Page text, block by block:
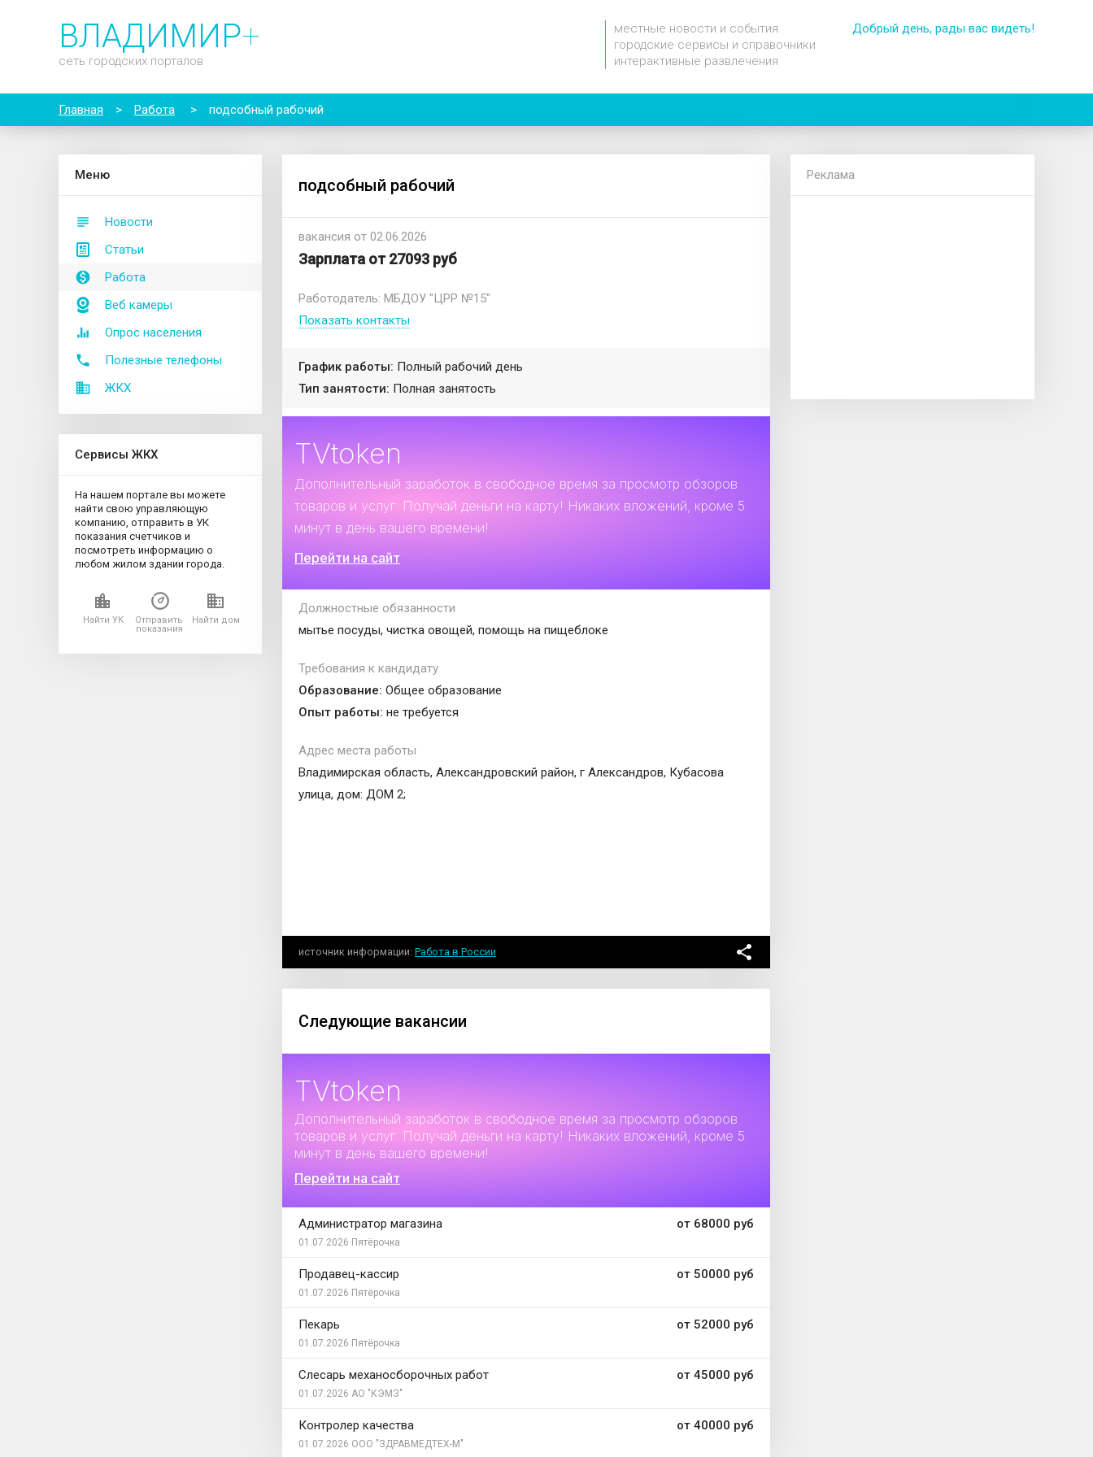
ВЛАДИМИР+
сеть городских порталов
местные новости и события
городские сервисы и справочники
интерактивные развлечения
Добрый день, рады вас видеть!
Главная > Работа > подсобный рабочий
Меню
Новости
Статьи
Работа
Веб камеры
Опрос населения
Полезные телефоны
ЖКХ
Сервисы ЖКХ
На нашем портале вы можете
найти свою управляющую
компанию, отправить в УК
показания счетчиков и
посмотреть информацию о
любом жилом здании города.
Найти УК
Отправить
показания
Найти дом
подсобный рабочий
вакансия от 02.06.2026
Зарплата от 27093 руб
Работодатель: МБДОУ "ЦРР №15"
Показать контакты
График работы: Полный рабочий день
Тип занятости: Полная занятость
TVtoken
Дополнительный заработок в свободное время за просмотр обзоров
товаров и услуг. Получай деньги на карту! Никаких вложений, кроме 5
минут в день вашего времени!
Перейти на сайт
Должностные обязанности
мытье посуды, чистка овощей, помощь на пищеблоке
Требования к кандидату
Образование: Общее образование
Опыт работы: не требуется
Адрес места работы
Владимирская область, Александровский район, г Александров, Кубасова
улица, дом: ДОМ 2;
источник информации Работа в России
Следующие вакансии
TVtoken
Дополнительный заработок в свободное время за просмотр обзоров
товаров и услуг. Получай деньги на карту! Никаких вложений, кроме 5
минут в день вашего времени!
Перейти на сайт
от 68000 руб
Администратор магазина
01.07.2026 Пятёрочка
от 50000 руб
Продавец-кассир
01.07.2026 Пятёрочка
от 52000 руб
Пекарь
01.07.2026 Пятёрочка
от 45000 руб
Слесарь механосборочных работ
01.07.2026 АО "КЭМЗ"
от 40000 руб
Контролер качества
01.07.2026 ООО "ЗДРАВМЕДТЕХ-М"
Реклама